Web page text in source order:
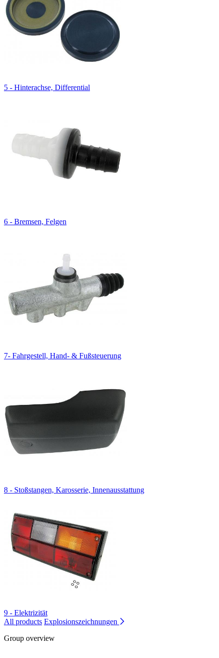
5 - Hinterachse, Differential
6 - Bremsen, Felgen
7- Fahrgestell, Hand- & Fußsteuerung
8 - Stoßstangen, Karosserie, Innenausstattung
9 - Elektrizität
All products Explosionszeichnungen
Group overview